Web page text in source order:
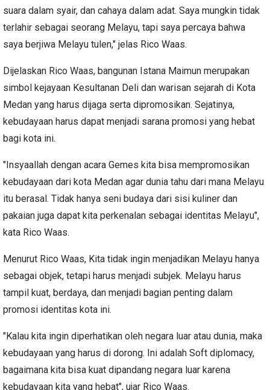
suara dalam syair, dan cahaya dalam adat. Saya mungkin tidak
terlahir sebagai seorang Melayu, tapi saya percaya bahwa
saya berjiwa Melayu tulen," jelas Rico Waas.
Dijelaskan Rico Waas, bangunan Istana Maimun merupakan
simbol kejayaan Kesultanan Deli dan warisan sejarah di Kota
Medan yang harus dijaga serta dipromosikan. Sejatinya,
kebudayaan harus dapat menjadi sarana promosi yang hebat
bagi kota ini.
"Insyaallah dengan acara Gemes kita bisa mempromosikan
kebudayaan dari kota Medan agar dunia tahu dari mana Melayu
itu berasal. Tidak hanya seni budaya dari sisi kuliner dan
pakaian juga dapat kita perkenalan sebagai identitas Melayu",
kata Rico Waas.
Menurut Rico Waas, Kita tidak ingin menjadikan Melayu hanya
sebagai objek, tetapi harus menjadi subjek. Melayu harus
tampil kuat, berdaya, dan menjadi bagian penting dalam
promosi identitas kota ini.
"Kalau kita ingin diperhatikan oleh negara luar atau dunia, maka
kebudayaan yang harus di dorong. Ini adalah Soft diplomacy,
bagaimana kita bisa kuat dipandang negara luar karena
kebudayaan kita yang hebat", ujar Rico Waas.